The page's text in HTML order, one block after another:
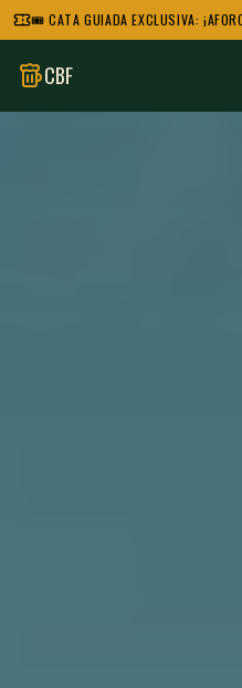
🎟️ CATA GUIADA EXCLUSIVA:
CBF